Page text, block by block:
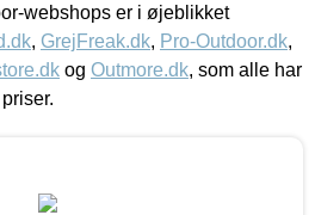
webshops er i øjeblikket
, GrejFreak.dk, Pro-Outdoor.dk,
og Outmore.dk, som alle har